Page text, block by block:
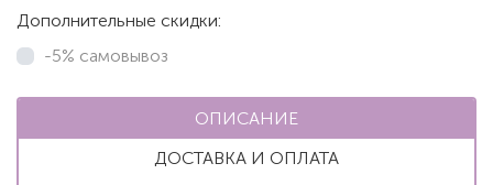
Дополнительные скидки:
-5% самовывоз
ОПИСАНИЕ
ДОСТАВКА И ОПЛАТА